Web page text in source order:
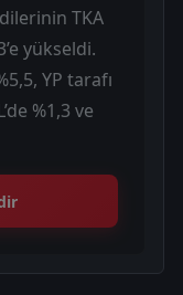
TKA
yükseldi.
YP tarafı
%1,3 ve